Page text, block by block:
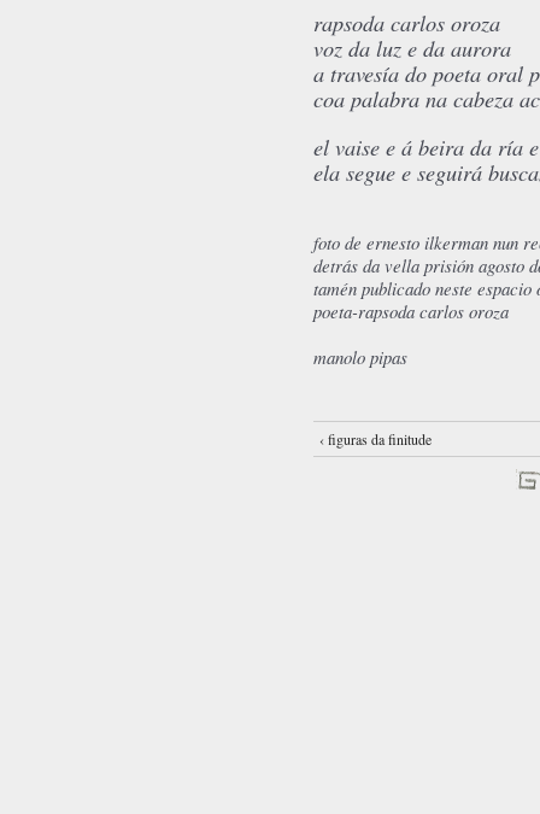
rapsoda carlos oroza
voz da luz e da aurora
a travesía do poeta oral
coa palabra na cabeza
el vaise e á beira da ría
ela segue e seguirá
foto de ernesto ilkerman nun
detrás da vella prisión agosto
tamén publicado neste espacio
poeta-rapsoda carlos oroza
manolo pipas
‹ figuras da finitude